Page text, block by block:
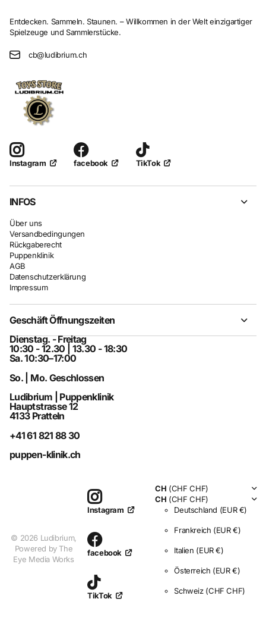
Entdecken. Sammeln. Staunen. – Willkommen in der Welt einzigartiger
Spielzeuge und Sammlerstücke.
cb@ludibrium.ch
Instagram facebook TikTok
INFOS
Über uns
Versandbedingungen
Rückgaberecht
Puppenklinik
AGB
Datenschutzerklärung
Impressum
Geschäft Öffnungszeiten
Dienstag. - Freitag
10:30 - 12.30 | 13.30 - 18:30
Sa. 10:30–17:00
So. | Mo. Geschlossen
Ludibrium | Puppenklinik
Hauptstrasse 12
4133 Pratteln
+41 61 821 88 30
puppen-klinik.ch
© 2026 Ludibrium,
Powered by The
Eye Media Works
Instagram
facebook
TikTok
CH (CHF CHF)
CH (CHF CHF)
Deutschland (EUR €)
Frankreich (EUR €)
Italien (EUR €)
Österreich (EUR €)
Schweiz (CHF CHF)